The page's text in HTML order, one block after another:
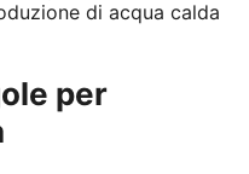
di acqua calda
per